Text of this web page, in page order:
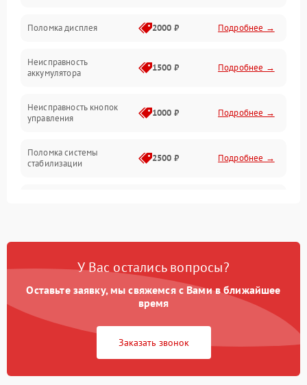
Поломка дисплея 2000 ₽ Подробнее →
Неисправность
аккумулятора
1500 ₽ Подробнее →
Неисправность кнопок
управления
1000 ₽ Подробнее →
Поломка системы
стабилизации
2500 ₽ Подробнее →
Неисправность системы
Поломка системы GPS 2000 ₽ Подробнее →
Повреждение системы
защиты от перегрузок
1500 ₽
автоматического
1500 ₽ Подробнее →
У Вас остались вопросы?
Оставьте заявку, мы свяжемся с Вами в ближайшее
время
Заказать звонок